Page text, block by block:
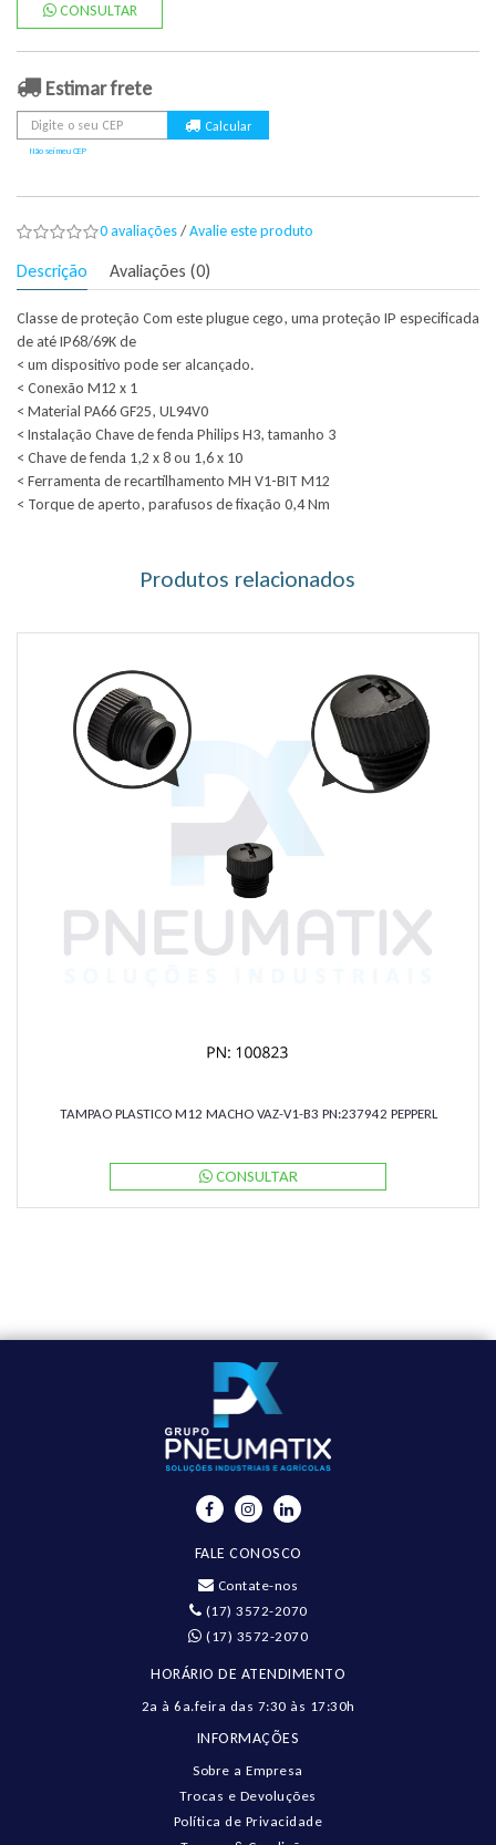
CONSULTAR
Estimar frete
Não sei meu CEP
0 avaliações/Avalie este produto
Descrição Avaliações (0)
Classe de proteção Com este plugue cego, uma proteção IP especificada
de até IP68/69K de
< um dispositivo pode ser alcançado.
< Conexão M12 x 1
< Material PA66 GF25, UL94V0
< Instalação Chave de fenda Philips H3, tamanho 3
< Chave de fenda 1,2 x 8 ou 1,6 x 10
< Ferramenta de recartilhamento MH V1-BIT M12
< Torque de aperto, parafusos de fixação 0,4 Nm
Produtos relacionados
TAMPAO PLASTICO M12 MACHO VAZ-V1-B3 PN:237942 PEPPERL
CONSULTAR
FALE CONOSCO
Contate-nos
(17) 3572-2070
(17) 3572-2070
HORÁRIO DE ATENDIMENTO
2a à 6a.feira das 7:30 às 17:30h
INFORMAÇÕES
Sobre a Empresa
Trocas e Devoluções
Política de Privacidade